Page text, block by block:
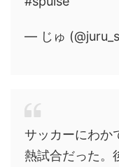
— じゅ
サッカーにわか
熱試合だった。